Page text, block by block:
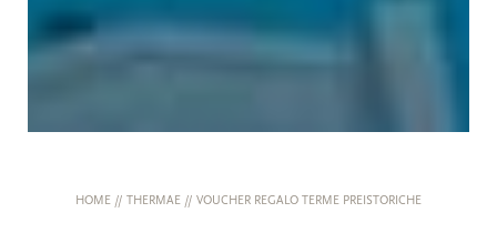
HOME // THERMAE // VOUCHER REGALO TERME PREISTORICHE